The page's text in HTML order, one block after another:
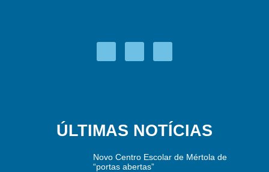
ÚLTIMAS NOTÍCIAS
Novo Centro Escolar de Mértola de
“portas abertas”